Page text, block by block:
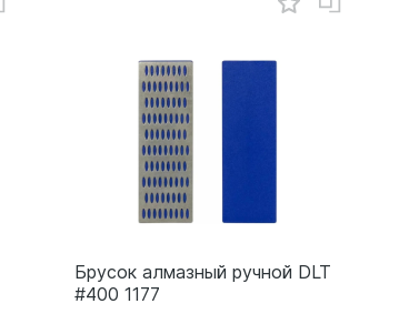
Брусок алмазный ручной DLT
#400 1177